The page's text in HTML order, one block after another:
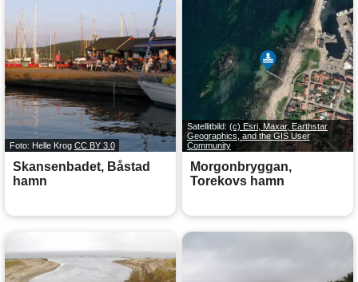
Foto: Helle Krog CC BY 3.0
Skansenbadet, Båstad
hamn
Satellitbild: (c) Esri, Maxar, Earthstar
Geographics, and the GIS User
Community
Morgonbryggan,
Torekovs hamn